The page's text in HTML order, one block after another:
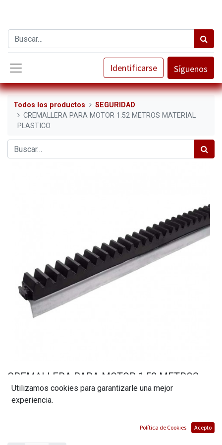
Identificarse Síguenos
Todos los productos
SEGURIDAD
CREMALLERA PARA MOTOR 1.52 METROS MATERIAL
PLASTICO
CREMALLERA PARA MOTOR 1.52 METROS
MATERIAL PLASTICO
Utilizamos cookies para garantizarle una mejor
experiencia.
Política de Cookies Acepto